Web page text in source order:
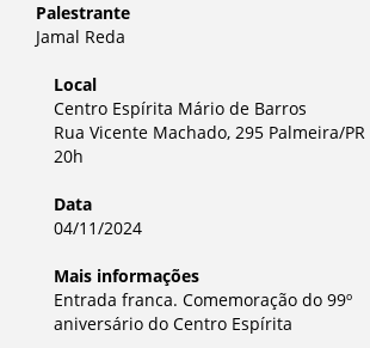
Palestrante
Jamal Reda
Local
Centro Espírita Mário de Barros
Rua Vicente Machado, 295 Palmeira/PR
20h
Data
04/11/2024
Mais informações
Entrada franca. Comemoração do 99º
aniversário do Centro Espírita